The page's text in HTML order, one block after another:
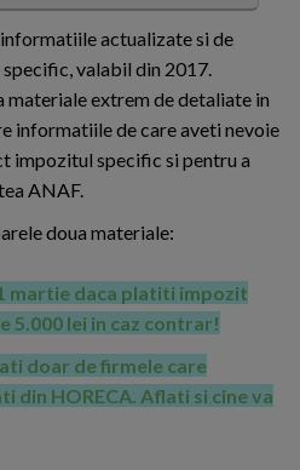
actualizate si de
valabil din 2017.
materiale extrem de detaliate in
informatiile de care aveti nevoie
impozitul specific si pentru a
ANAF.
doua materiale:
martie daca platiti impozit
5.000 lei in caz contrar!
doar de firmele care
HORECA. Aflati si cine va